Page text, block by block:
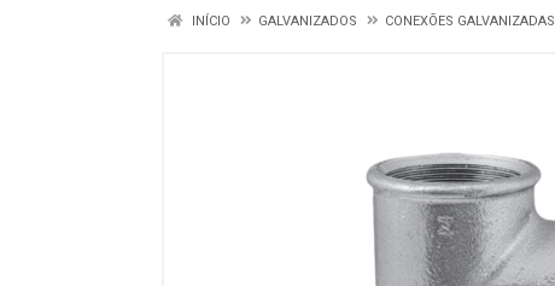
INÍCIO GALVANIZADOS CONEXÕES GALVANIZADAS